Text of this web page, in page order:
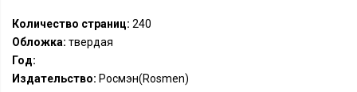
Количество страниц: 240
Обложка: твердая
Год:
Издательство: Росмэн(Rosmen)